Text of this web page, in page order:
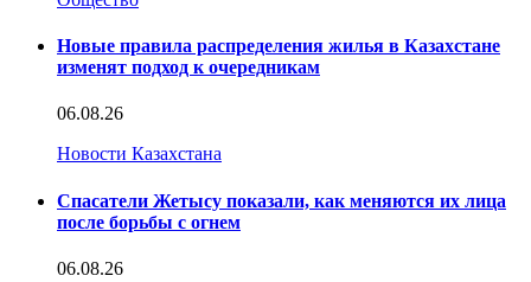
Новые правила распределения жилья в Казахстане
изменят подход к очередникам
06.08.26
Новости Казахстана
Спасатели Жетысу показали, как меняются их лица
после борьбы с огнем
06.08.26